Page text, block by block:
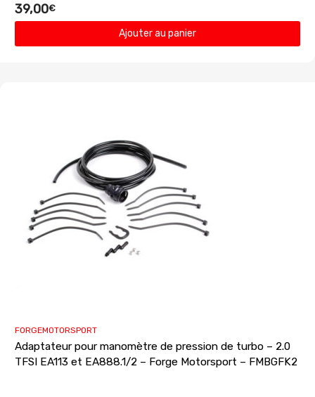
39,00€
Ajouter au panier
FORGEMOTORSPORT
Adaptateur pour manomètre de pression de turbo – 2.0
TFSI EA113 et EA888.1/2 – Forge Motorsport – FMBGFK2